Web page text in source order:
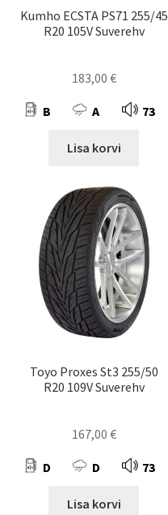
Kumho ECSTA PS71 255/45
R20 105V Suverehv
183,00 €
B A 73
Lisa korvi
Toyo Proxes St3 255/50
R20 109V Suverehv
167,00 €
D D 73
Lisa korvi